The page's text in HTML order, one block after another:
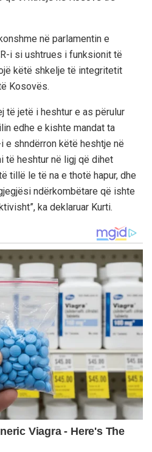
në parlamentin e
i si ushtrues i funksionit të
këtë shkelje të integritetit
Kosovës.
të jetë i heshtur e as përulur
edhe e kishte mandat ta
e shndërron këtë heshtje në
të heshtur në ligj që dihet
tillë le të na e thotë hapur, dhe
ndërkombëtare që ishte
ka deklaruar Kurti.